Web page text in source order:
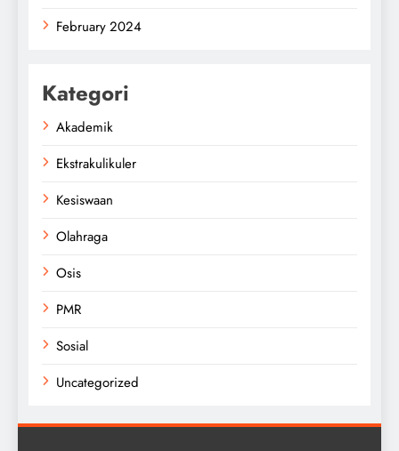
February 2024
Kategori
Akademik
Ekstrakulikuler
Kesiswaan
Olahraga
Osis
PMR
Sosial
Uncategorized